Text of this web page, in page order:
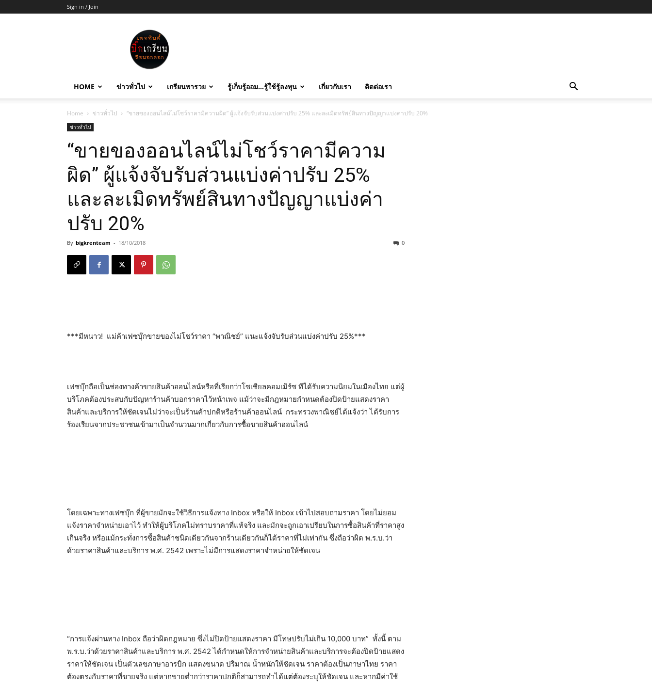
Sign in / Join
บิ๊ก
เกรียน
HOME ข่าวทั่วไป เกรียนพารวย รู้เก็บรู้ออม…รู้ใช้รู้ลงทุน เกี่ยวกับเรา ติดต่อเรา
Home ข่าวทั่วไป “ขายของออนไลน์ไม่โชว์ราคามีความผิด” ผู้แจ้งจับรับส่วนแบ่งค่าปรับ 25% และละเมิดทรัพย์สินทางปัญญาแบ่งค่าปรับ 20%
ข่าวทั่วไป
“ขายของออนไลน์ไม่โชว์ราคามีความ
ผิด” ผู้แจ้งจับรับส่วนแบ่งค่าปรับ 25%
และละเมิดทรัพย์สินทางปัญญาแบ่งค่า
ปรับ 20%
By bigkrenteam - 18/10/2018 0
***มีหนาว! แม่ค้าเฟซบุ๊กขายของไม่โชว์ราคา “พาณิชย์” แนะแจ้งจับรับส่วนแบ่งค่าปรับ 25%***
เฟซบุ๊กถือเป็นช่องทางค้าขายสินค้าออนไลน์หรือที่เรียกว่าโซเชียลคอมเมิร์ซ ทีได้รับความนิยมในเมืองไทย แต่ผู้
บริโภคต้องประสบกับปัญหาร้านค้าบอกราคาไว้หน้าเพจ แม้ว่าจะมีกฎหมายกำหนดต้องปิดป้ายแสดงราคา
สินค้าและบริการให้ชัดเจนไม่ว่าจะเป็นร้านค้าปกติหรือร้านค้าออนไลน์ กระทรวงพาณิชย์ได้แจ้งว่า ได้รับการ
ร้องเรียนจากประชาชนเข้ามาเป็นจำนวนมากเกี่ยวกับการซื้อขายสินค้าออนไลน์
โดยเฉพาะทางเฟซบุ๊ก ที่ผู้ขายมักจะใช้วิธีการแจ้งทาง Inbox หรือให้ Inbox เข้าไปสอบถามราคา โดยไม่ยอม
แจ้งราคาจำหน่ายเอาไว้ ทำให้ผู้บริโภคไม่ทราบราคาที่แท้จริง และมักจะถูกเอาเปรียบในการซื้อสินค้าที่ราคาสูง
เกินจริง หรือแม้กระทั่งการซื้อสินค้าชนิดเดียวกันจากร้านเดียวกันก็ได้ราคาที่ไม่เท่ากัน ซึ่งถือว่าผิด พ.ร.บ.ว่า
ด้วยราคาสินค้าและบริการ พ.ศ. 2542 เพราะไม่มีการแสดงราคาจำหน่ายให้ชัดเจน
“การแจ้งผ่านทาง Inbox ถือว่าผิดกฎหมาย ซึ่งไม่ปิดป้ายแสดงราคา มีโทษปรับไม่เกิน 10,000 บาท” ทั้งนี้ ตาม
พ.ร.บ.ว่าด้วยราคาสินค้าและบริการ พ.ศ. 2542 ได้กำหนดให้การจำหน่ายสินค้าและบริการจะต้องปิดป้ายแสดง
ราคาให้ชัดเจน เป็นตัวเลขภาษาอารบิก แสดงขนาด ปริมาณ น้ำหนักให้ชัดเจน ราคาต้องเป็นภาษาไทย ราคา
ต้องตรงกับราคาที่ขายจริง แต่หากขายต่ำกว่าราคาปกติก็สามารถทำได้แต่ต้องระบุให้ชัดเจน และหากมีค่าใช้